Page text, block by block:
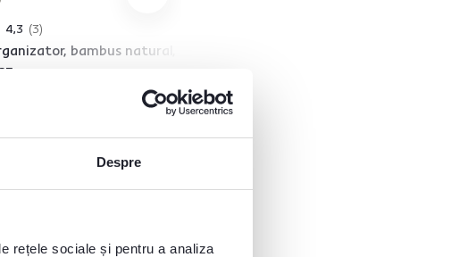
Despre
rețele sociale și pentru a analiza
4,3 3
bambus natural,
lei
OSEN
99 lei